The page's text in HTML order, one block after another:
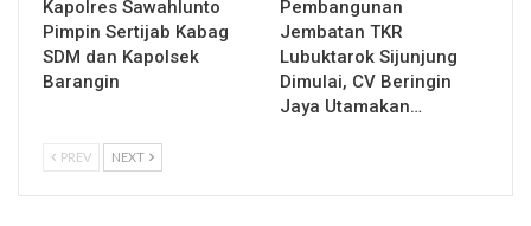
Kapolres Sawahlunto
Pimpin Sertijab Kabag
SDM dan Kapolsek
Barangin
Pembangunan
Jembatan TKR
Lubuktarok Sijunjung
Dimulai, CV Beringin
Jaya Utamakan…
PREV NEXT